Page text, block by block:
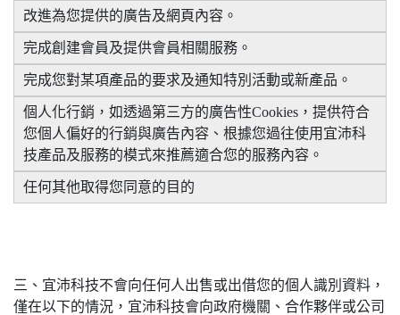
改進為您提供的廣告及網頁內容。
完成創建會員及提供會員相關服務。
完成您對某項產品的要求及通知特別活動或新產品。
個人化行銷，如透過第三方的廣告性Cookies，提供符合
您個人偏好的行銷與廣告內容、根據您過往使用宜沛科
技產品及服務的模式來推薦適合您的服務內容。
任何其他取得您同意的目的
三、宜沛科技不會向任何人出售或出借您的個人識別資料，
僅在以下的情況，宜沛科技會向政府機關、合作夥伴或公司